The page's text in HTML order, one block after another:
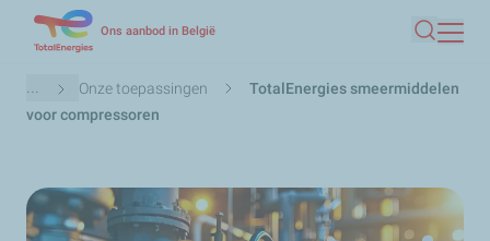
naar
Ons aanbod in België
Zoeken
Kruimelpad
... Onze toepassingen
TotalEnergies smeermiddelen
voor compressoren